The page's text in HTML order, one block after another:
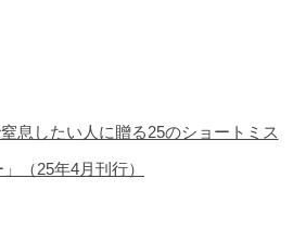
息したい人に贈る25のショートミス
（25年4月刊行）